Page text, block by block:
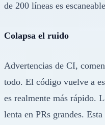
de 200 líneas es
Colapsa el ruido
Advertencias de CI,
todo. El código vuelve a
es realmente más rápido.
lenta en PRs grandes.